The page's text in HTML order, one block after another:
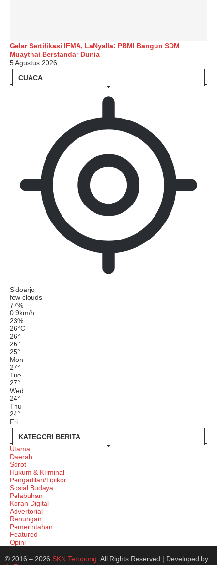
Gelar Sertifikasi IFMA, LaNyalla: PBMI Bangun SDM
Muaythai Berstandar Dunia
5 Agustus 2026
CUACA
Sidoarjo
few clouds
77%
0.9km/h
23%
26°C
26°
26°
25°
Mon
27°
Tue
27°
Wed
24°
Thu
24°
Fri
KATEGORI BERITA
Utama
Daerah
Sorot
Hukum & Kriminal
Pengadilan/Tipikor
Sosial Budaya
Pelabuhan
Koran Digital
Advertorial
Renungan
Pemerintahan
Featured
Opini
© 2016 – 2026 SKN Teropong. All Rights Reserved | Developed by